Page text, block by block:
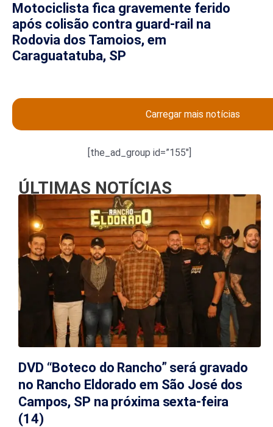
Motociclista fica gravemente ferido
após colisão contra guard-rail na
Rodovia dos Tamoios, em
Caraguatatuba, SP
Carregar mais notícias
[the_ad_group id=”155″]
ÚLTIMAS NOTÍCIAS
DVD “Boteco do Rancho” será gravado
no Rancho Eldorado em São José dos
Campos, SP na próxima sexta-feira
(14)